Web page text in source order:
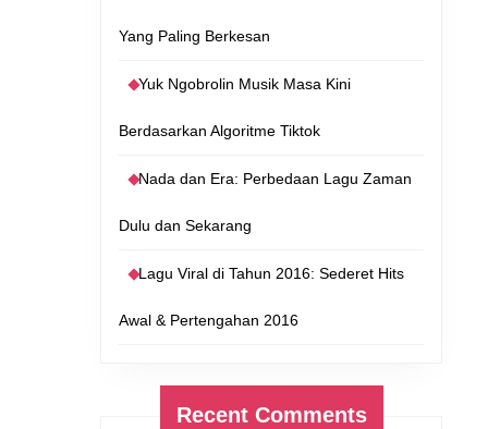
Yang Paling Berkesan
Yuk Ngobrolin Musik Masa Kini
Berdasarkan Algoritme Tiktok
Nada dan Era: Perbedaan Lagu Zaman
Dulu dan Sekarang
Lagu Viral di Tahun 2016: Sederet Hits
Awal & Pertengahan 2016
Recent Comments